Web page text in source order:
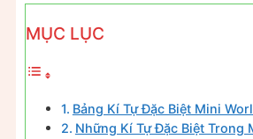
MỤC LỤC
Bảng Kí Tự Đặc Biệt Mini
Những Kí Tự Đặc Biệt Trong